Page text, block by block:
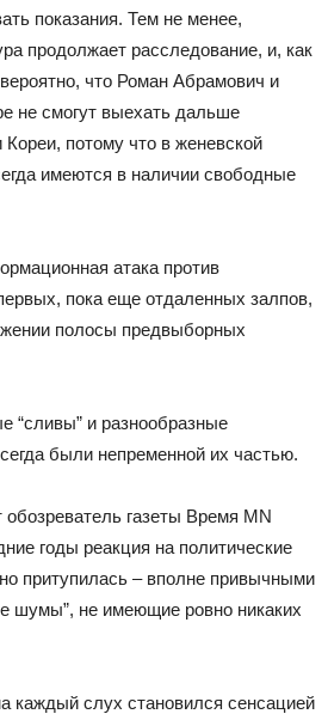
показания. Тем не менее,
продолжает расследование, и, как
что Роман Абрамович и
не смогут выехать дальше
потому что в женевской
имеются в наличии свободные
атака против
пока еще отдаленных залпов,
полосы предвыборных
“сливы” и разнообразные
были непременной их частью.
газеты Время MN
годы реакция на политические
притупилась – вполне привычными
шумы”, не имеющие ровно никаких
каждый слух становился сенсацией